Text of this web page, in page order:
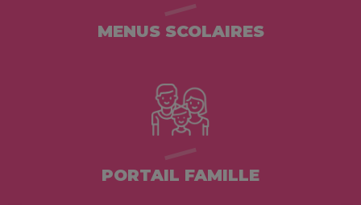
MENUS SCOLAIRES
PORTAIL FAMILLE